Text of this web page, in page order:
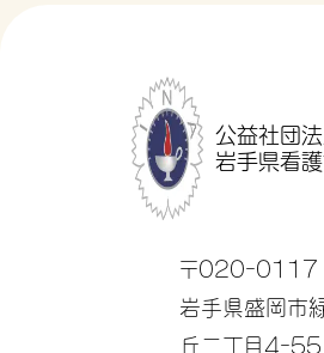
公益社団
岩手県看
〒020-0117
岩手県盛岡市
丘二丁目4-55